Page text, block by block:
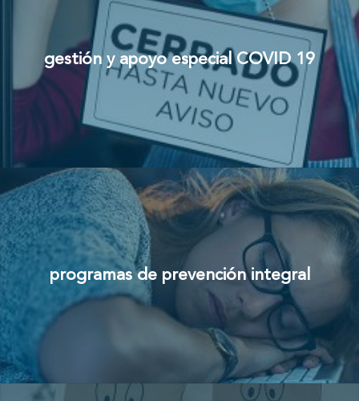
gestión y apoyo especial COVID 19
programas de prevención integral